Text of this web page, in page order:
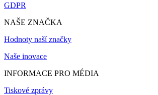
GDPR
NAŠE ZNAČKA
Hodnoty naší značky
Naše inovace
INFORMACE PRO MÉDIA
Tiskové zprávy